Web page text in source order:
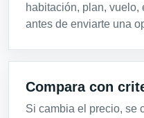
habitación, plan,
antes de enviarte una
Compara con
Si cambia el precio, se